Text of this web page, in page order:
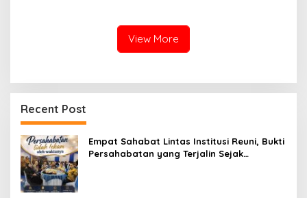
View More
Recent Post
Empat Sahabat Lintas Institusi Reuni, Bukti
Persahabatan yang Terjalin Sejak